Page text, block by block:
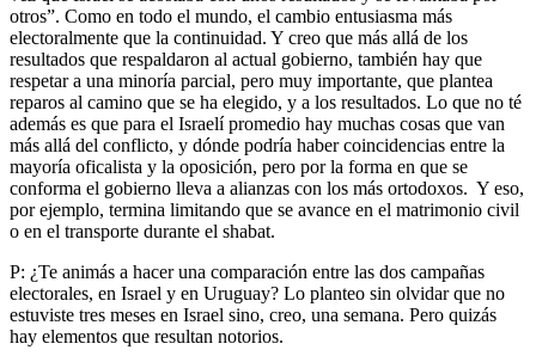
otros”. Como en todo el mundo, el cambio entusiasma más
electoralmente que la continuidad. Y creo que más allá de los
resultados que respaldaron al actual gobierno, también hay que
respetar a una minoría parcial, pero muy importante, que plantea
reparos al camino que se ha elegido, y a los resultados. Lo que no té
además es que para el Israelí promedio hay muchas cosas que van
más allá del conflicto, y dónde podría haber coincidencias entre la
mayoría oficalista y la oposición, pero por la forma en que se
conforma el gobierno lleva a alianzas con los más ortodoxos. Y eso,
por ejemplo, termina limitando que se avance en el matrimonio civil
o en el transporte durante el shabat.
P: ¿Te animás a hacer una comparación entre las dos campañas
electorales, en Israel y en Uruguay? Lo planteo sin olvidar que no
estuviste tres meses en Israel sino, creo, una semana. Pero quizás
hay elementos que resultan notorios.